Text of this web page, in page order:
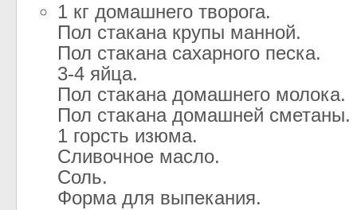
1 кг домашнего творога.
Пол стакана крупы манной.
Пол стакана сахарного песка.
3-4 яйца.
Пол стакана домашнего молока.
Пол стакана домашней сметаны.
1 горсть изюма.
Сливочное масло.
Соль.
Форма для выпекания.